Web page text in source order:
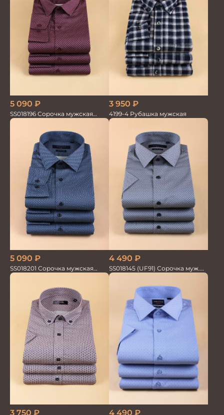
5 090 ₽
SS018196 Сорочка мужская
GROSTYLE PRIME
3 950 ₽
4199-4 Рубашка мужская
5 090 ₽
SS018201 Сорочка мужская
GROSTYLE PRIME
4 490 ₽
SS018145 (UF91) Сорочка муж.
кр.рук. GROSTYLE PRIME
3 750 ₽ 4 490 ₽